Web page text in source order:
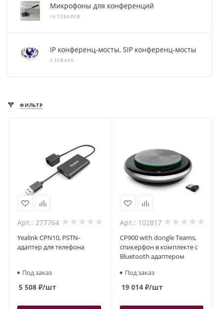
Микрофоны для конференций
16 ТОВАРОВ
IP конференц-мосты, SIP конференц-мосты
3 ТОВАРА
ФИЛЬТР
Арт.: 277764
Yealink CPN10, PSTN-
адаптер для телефона
Под заказ
5 508 ₽/шт
Арт.: 102817
CP900 with dongle Teams,
спикерфон в комплекте с
Bluetooth адаптером
Под заказ
19 014₽/шт